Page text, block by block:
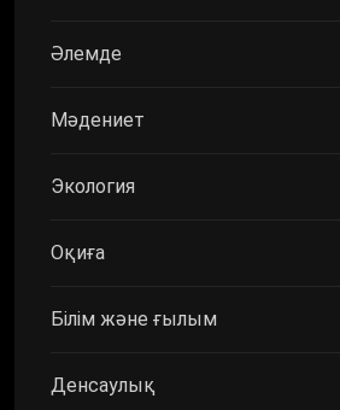
Әлемде
Мәдениет
Экология
Оқиға
Білім және ғылым
Денсаулық